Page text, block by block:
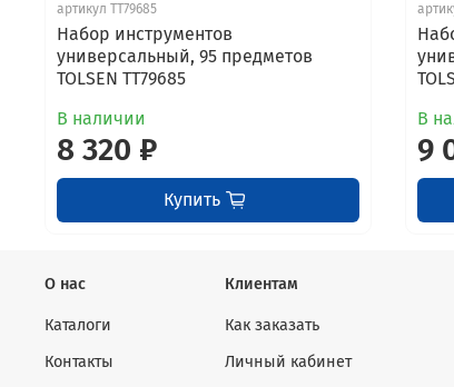
артикул TT79685
Набор инструментов
универсальный, 95 предметов
TOLSEN TT79685
В наличии
8 320 ₽
Купить
В
9
О нас
Каталоги
Контакты
Клиентам
Как заказать
Личный кабинет